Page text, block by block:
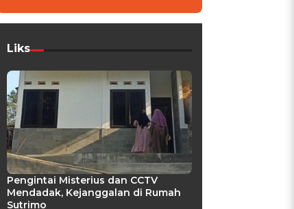
Liks
Pengintai Misterius dan CCTV
Mendadak, Kejanggalan di Rumah
Sutrimo